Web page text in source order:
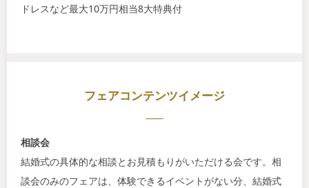
ドレスなど最大10万円相当8大特典付
フェアコンテンツイメージ
相談会
結婚式の具体的な相談とお見積もりがいただける会です。相
談会のみのフェアは、体験できるイベントがない分、結婚式